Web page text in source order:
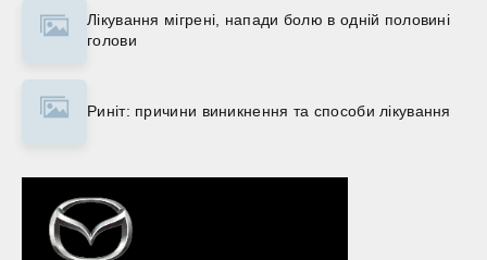
Лікування мігрені, напади болю в одній половині
голови
Риніт: причини виникнення та способи лікування